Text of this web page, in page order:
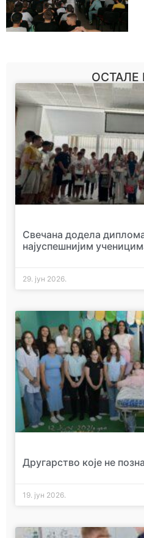
ОСТАЛЕ
Свечана додела
најуспешнијим
29. јун 2026.
Другарство које не
19. јун 2026.